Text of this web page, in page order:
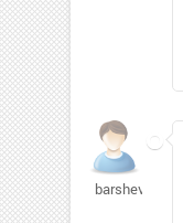
barshevich623